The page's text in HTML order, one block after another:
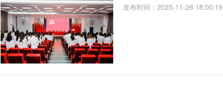
发布时间：2025-11-26 18:00:19